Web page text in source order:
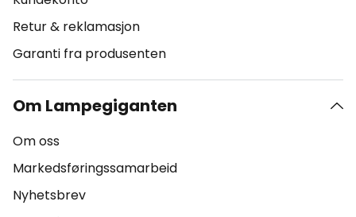
Retur & reklamasjon
Garanti fra produsenten
Om Lampegiganten
Om oss
Markedsføringssamarbeid
Nyhetsbrev